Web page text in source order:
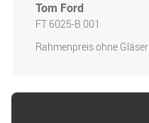
Tom Ford
FT 6025-B 001
Rahmenpreis ohne Gläser